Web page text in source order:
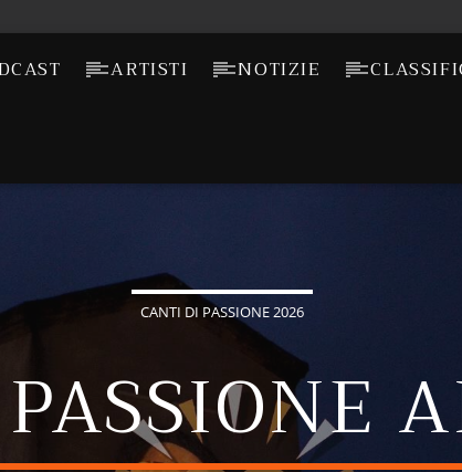
ARTISTI NOTIZIE
CANTI DI PASSIONE 2026